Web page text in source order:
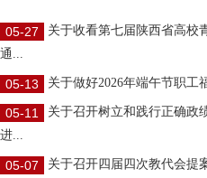
05-27
关于收看第七届陕西省高校
通...
05-13 关于做好2026年端午节职工
05-11
关于召开树立和践行正确政
进...
05-07
关于召开四届四次教代会提